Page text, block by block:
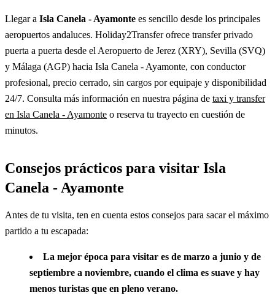
Llegar a Isla Canela - Ayamonte es sencillo desde los principales
aeropuertos andaluces. Holiday2Transfer ofrece transfer privado
puerta a puerta desde el Aeropuerto de Jerez (XRY), Sevilla (SVQ)
y Málaga (AGP) hacia Isla Canela - Ayamonte, con conductor
profesional, precio cerrado, sin cargos por equipaje y disponibilidad
24/7. Consulta más información en nuestra página de taxi y transfer
en Isla Canela - Ayamonte o reserva tu trayecto en cuestión de
minutos.
Consejos prácticos para visitar Isla
Canela - Ayamonte
Antes de tu visita, ten en cuenta estos consejos para sacar el máximo
partido a tu escapada:
La mejor época para visitar es de marzo a junio y de
septiembre a noviembre, cuando el clima es suave y hay
menos turistas que en pleno verano.